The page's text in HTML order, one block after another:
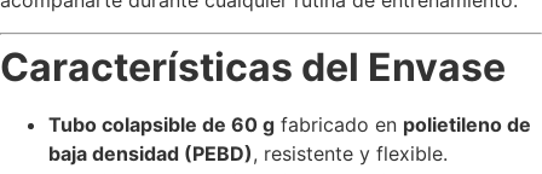
Características del Envase
Tubo colapsible de 60 g fabricado en polietileno de
baja densidad (PEBD), resistente y flexible.